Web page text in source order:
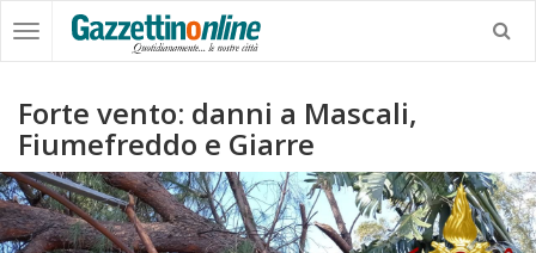
Forte vento: danni a Mascali,
Fiumefreddo e Giarre